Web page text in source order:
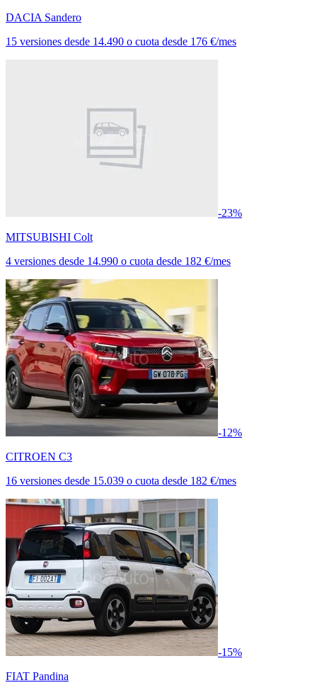
DACIA Sandero
15 versiones desde 14.490 o cuota desde 176 €/mes
-23%
MITSUBISHI Colt
4 versiones desde 14.990 o cuota desde 182 €/mes
-12%
CITROEN C3
16 versiones desde 15.039 o cuota desde 182 €/mes
-15%
FIAT Pandina